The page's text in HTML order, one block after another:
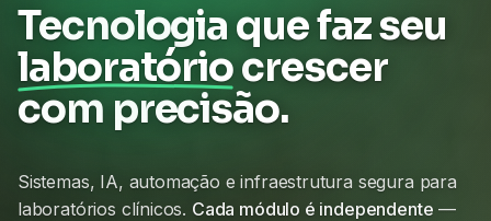
Tecnologia que faz seu
laboratóriocrescer
com precisão.
Sistemas, IA, automação e infraestrutura segura para
laboratórios clínicos. Cada módulo é independente —